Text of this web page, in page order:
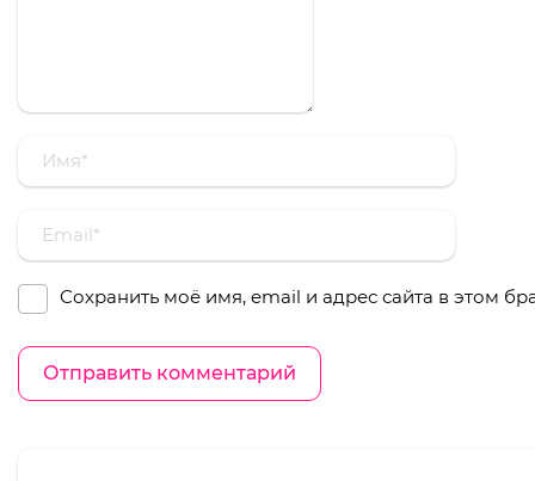
Сохранить моё имя, email и адрес сайта в этом